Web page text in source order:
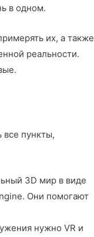
в одном.
их, а также
реальности.
все пункты,
3D мир в виде
Они помогают
нужно VR и